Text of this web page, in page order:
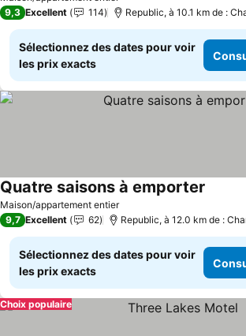
9,3 Excellent 114 Republic, à 10.1 km de :
Sélectionnez des dates pour voir
les prix exacts
Maison/appartement entier
Quatre saisons à emporter
9,7 Excellent 62 Republic, à 12.0 km de :
Sélectionnez des dates pour voir
les prix exacts
Choix populaire